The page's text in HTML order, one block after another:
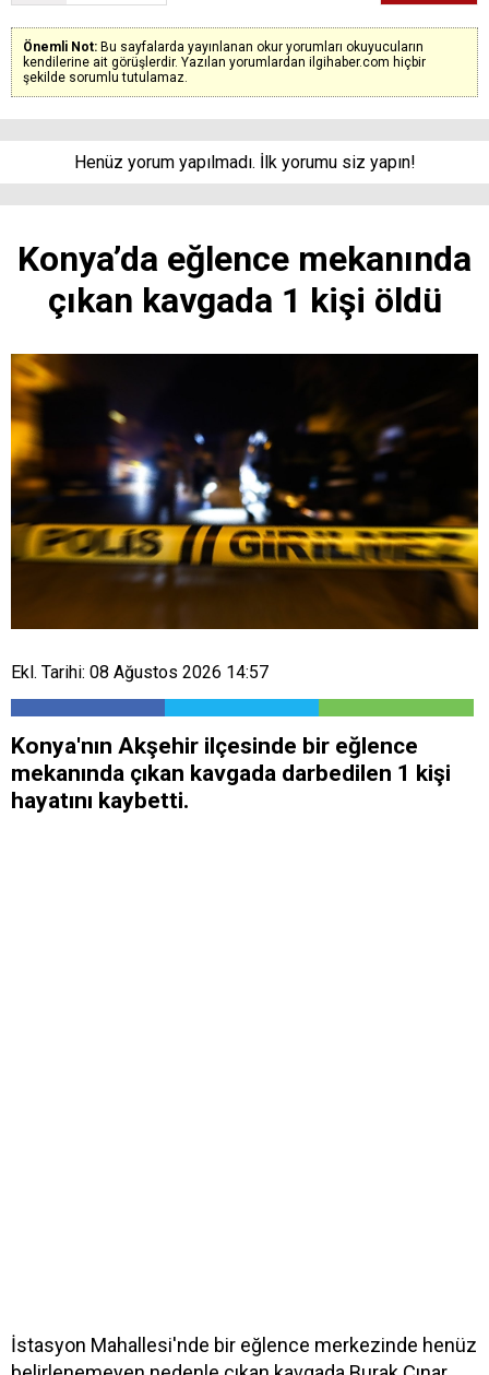
Önemli Not: Bu sayfalarda yayınlanan okur yorumları okuyucuların
kendilerine ait görüşlerdir. Yazılan yorumlardan ilgihaber.com hiçbir
şekilde sorumlu tutulamaz.
Henüz yorum yapılmadı. İlk yorumu siz yapın!
Konya’da eğlence mekanında
çıkan kavgada 1 kişi öldü
Ekl. Tarihi: 08 Ağustos 2026 14:57
Konya'nın Akşehir ilçesinde bir eğlence
mekanında çıkan kavgada darbedilen 1 kişi
hayatını kaybetti.
İstasyon Mahallesi'nde bir eğlence merkezinde henüz